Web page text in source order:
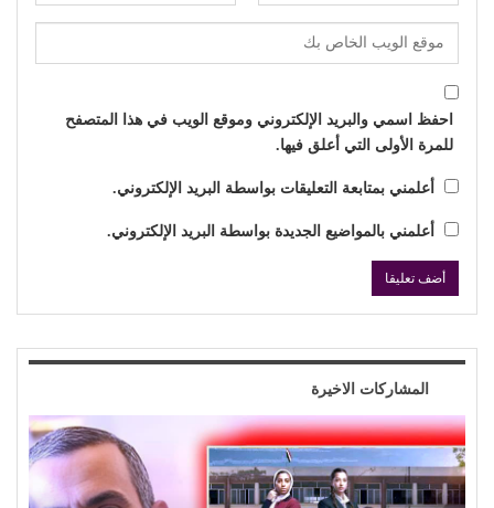
احفظ اسمي والبريد الإلكتروني وموقع الويب في هذا المتصفح
للمرة الأولى التي أعلق فيها.
أعلمني بمتابعة التعليقات بواسطة البريد الإلكتروني.
أعلمني بالمواضيع الجديدة بواسطة البريد الإلكتروني.
المشاركات الاخيرة